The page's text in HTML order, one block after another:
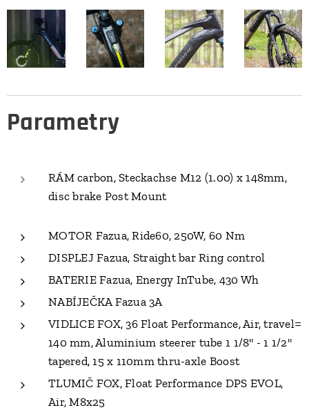
Parametry
RÁM carbon, Steckachse M12 (1.00) x 148mm,
disc brake Post Mount
MOTOR Fazua, Ride60, 250W, 60 Nm
DISPLEJ Fazua, Straight bar Ring control
BATERIE Fazua, Energy InTube, 430 Wh
NABÍJEČKA Fazua 3A
VIDLICE FOX, 36 Float Performance, Air, travel=
140 mm, Aluminium steerer tube 1 1/8" - 1 1/2"
tapered, 15 x 110mm thru-axle Boost
TLUMIČ FOX, Float Performance DPS EVOL,
Air, M8x25